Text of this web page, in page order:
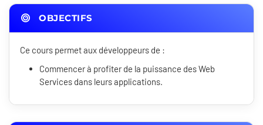
OBJECTIFS
Ce cours permet aux développeurs de :
Commencer à profiter de la puissance des Web
Services dans leurs applications.